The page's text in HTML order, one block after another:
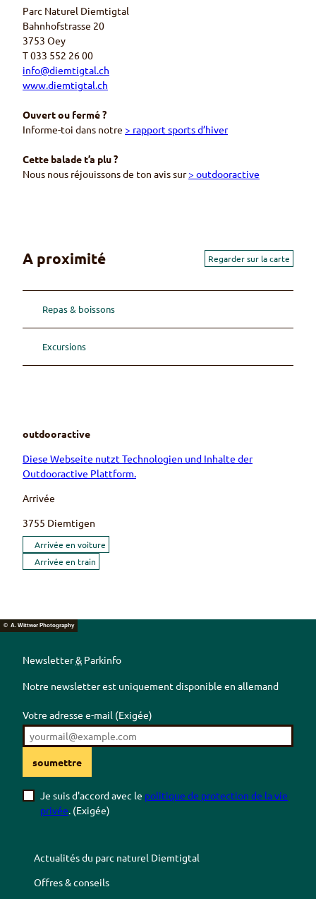
Parc Naturel Diemtigtal
Bahnhofstrasse 20
3753 Oey
T 033 552 26 00
info@diemtigtal.ch
www.diemtigtal.ch
Ouvert ou fermé ?
Informe-toi dans notre > rapport sports d’hiver
Cette balade t’a plu ?
Nous nous réjouissons de ton avis sur> outdooractive
A proximité Regarder sur la carte
Repas & boissons
Excursions
outdooractive
Diese Webseite nutzt Technologien und Inhalte der
Outdooractive Plattform.
Arrivée
3755 Diemtigen
Arrivée en voiture
Arrivée en train
© A. Wittwer Photography
Newsletter& Parkinfo
Notre newsletter est uniquement disponible en allemand
Votre adresse e-mail (Exigée)
soumettre
Je suis d'accord avec le politique de protection de la vie
privée (Exigée)
Actualités du parc naturel Diemtigtal
Offres & conseils